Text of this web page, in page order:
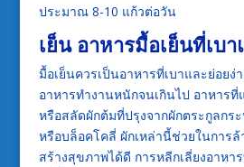
ประมาณ 8-10 แก้วต่อวัน
เย็น อาหารมื้อเย็นที่เบ
มื้อเย็นควรเป็นอาหารที่เบาและย่อยง่
อาหารทำงานหนักจนเกินไป อาหาร
หรือสลัดผักต้มที่ปรุงจากผักตระกูลกร
หรือบล็อคโคลี่ ผักเหล่านี้ช่วยในการล้
สร้างสุขภาพได้ดี การหลีกเลี่ยงอาหา